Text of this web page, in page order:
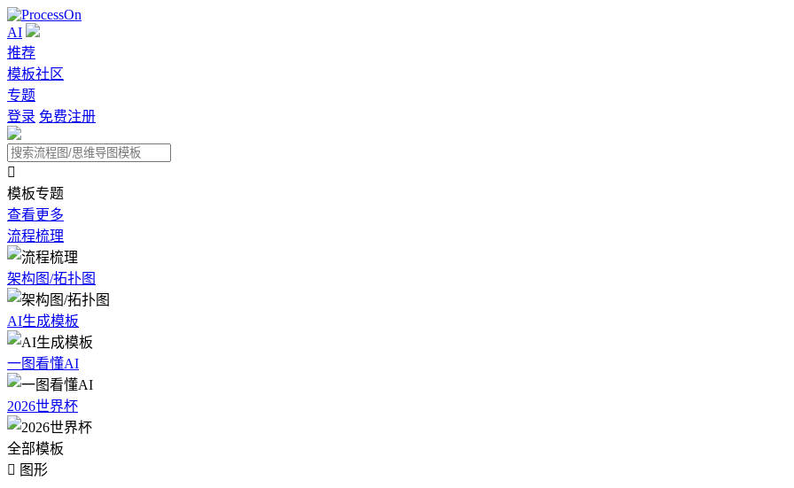
AI
推荐
模板社区
专题
登录 免费注册

模板专题
查看更多
流程梳理
架构图/拓扑图
AI生成模板
一图看懂AI
2026世界杯
全部模板
 图形